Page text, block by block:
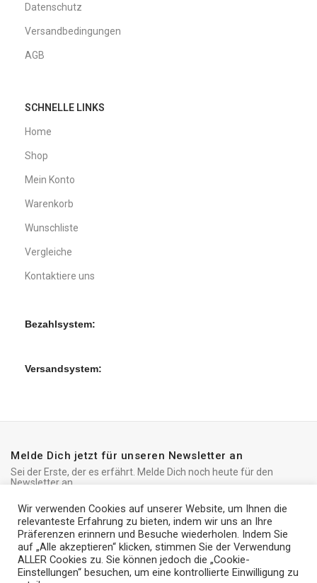
Datenschutz
Versandbedingungen
AGB
SCHNELLE LINKS
Home
Shop
Mein Konto
Warenkorb
Wunschliste
Vergleiche
Kontaktiere uns
Bezahlsystem:
Versandsystem:
Melde Dich jetzt für unseren Newsletter an
Sei der Erste, der es erfährt. Melde Dich noch heute für den
Newsletter an
iRedo 2021 CREATED BYIT Trade Services Ltd.
2011er
Wir verwenden Cookies auf unserer Website, um Ihnen die
relevanteste Erfahrung zu bieten, indem wir uns an Ihre
Präferenzen erinnern und Besuche wiederholen. Indem Sie
auf „Alle akzeptieren“ klicken, stimmen Sie der Verwendung
ALLER Cookies zu. Sie können jedoch die „Cookie-
Einstellungen“ besuchen, um eine kontrollierte Einwilligung zu